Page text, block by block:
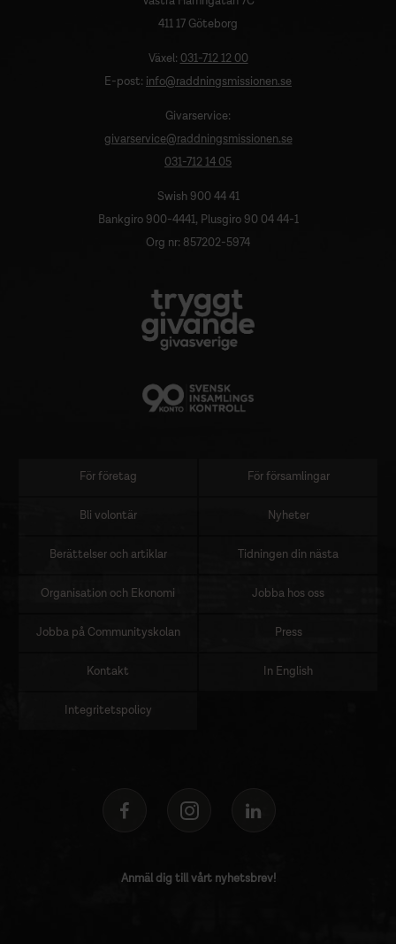
411 17 Göteborg
Växel: 031-712 12 00
E-post: info@raddningsmissionen.se
Givarservice:
givarservice@raddningsmissionen.se
031-712 14 05
Swish 900 44 41
Bankgiro 900-4441, Plusgiro 90 04 44-1
Org nr: 857202-5974
Sidomeny
För företag För församlingar
Bli volontär Nyheter
Berättelser och artiklar Tidningen din nästa
Organisation och Ekonomi Jobba hos oss
Jobba på Communityskolan Press
Kontakt In English
Integritetspolicy
Anmäl dig till vårt nyhetsbrev!